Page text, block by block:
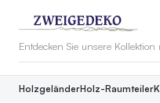
HolzgeländerHolz-Raumteiler